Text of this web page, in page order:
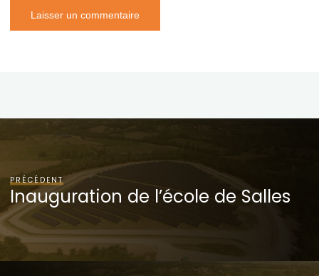
PRÉCÉDENT
Inauguration de l’école de Salles